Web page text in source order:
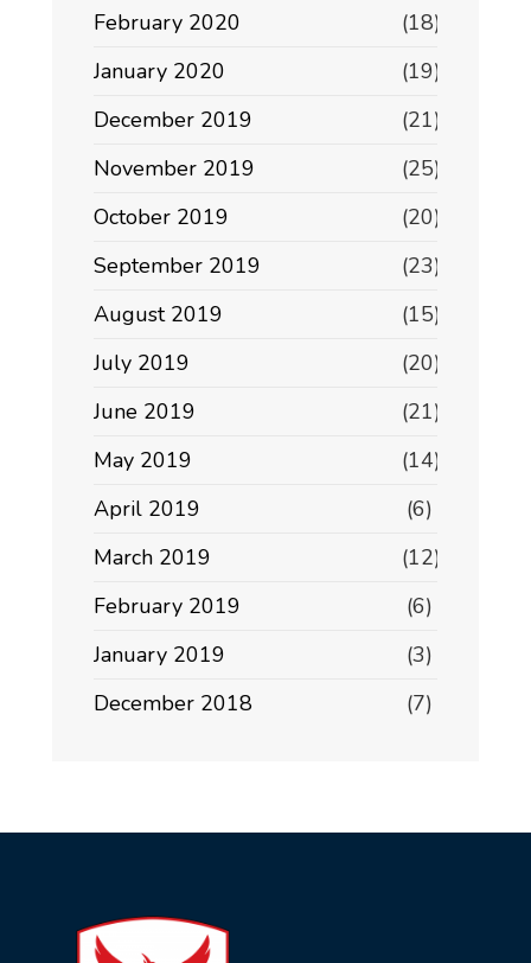
February 2020
(18)
January 2020
(19)
December 2019
(21)
November 2019
(25)
October 2019
(20)
September 2019
(23)
August 2019
(15)
July 2019
(20)
June 2019
(21)
May 2019
(14)
April 2019
(6)
March 2019
(12)
February 2019
(6)
January 2019
(3)
December 2018
(7)